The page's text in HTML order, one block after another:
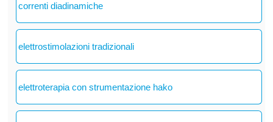
correnti diadinamiche
elettrostimolazioni tradizionali
elettroterapia con strumentazione hako